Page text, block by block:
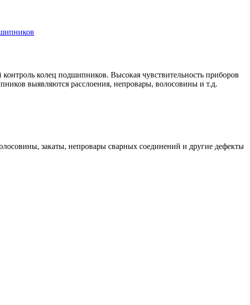
колец подшипников. Высокая чувствительность приборов
выявляются расслоения, непровары, волосовины и т.д.
закаты, непровары сварных соединений и другие дефекты